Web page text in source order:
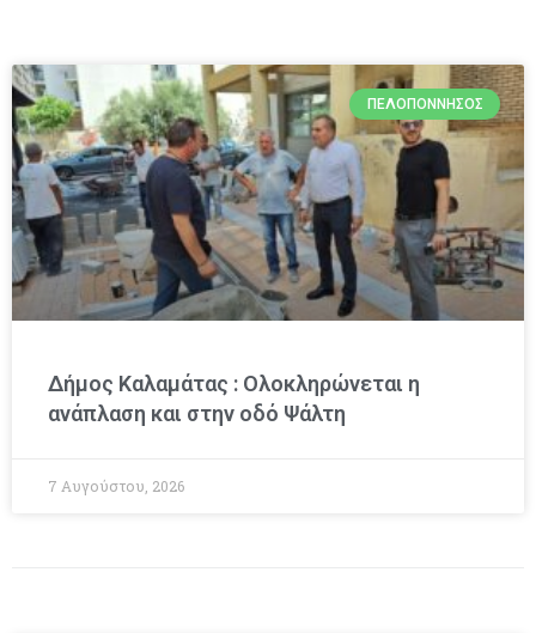
ΠΕΛΟΠΌΝΝΗΣΟΣ
Δήμος Καλαμάτας : Ολοκληρώνεται η
ανάπλαση και στην οδό Ψάλτη
7 Αυγούστου, 2026